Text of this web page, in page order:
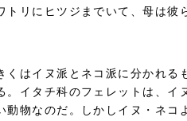
トリにヒツジまでいて、母は彼
くはイヌ派とネコ派に分かれ
。イタチ科のフェレットは、
動物なのだ。しかしイヌ・ネ